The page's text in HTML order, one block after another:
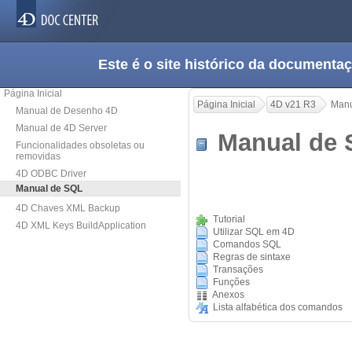
Este é o site histórico da
Página Inicial
Manual de Desenho 4D
Manual de 4D Server
Funcionalidades obsoletas ou
removidas
4D ODBC Driver
Manual de SQL
4D Chaves XML Backup
4D XML Keys BuildApplication
Página Inicial 4D v21 R3
Manual de
Tutorial
Utilizar SQL em 4D
Comandos SQL
Regras de sintaxe
Transações
Funções
Anexos
Lista alfabética dos comandos